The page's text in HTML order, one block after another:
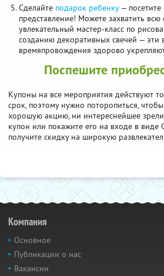
Сделайте подарок ребенку—
представление! Можете захватить всю
увлекательный мастер-класс по
созданию декоративных свечей — эти
времяпровождения здорово
Поспешите
Купоны на все мероприятия действуют
срок, поэтому нужно поторопиться,
хорошую акцию, ни интереснейшее
купон или покажите его на входе в
получите скидку на широкую
Компания
Основное
Публикации о нас
Вакансии